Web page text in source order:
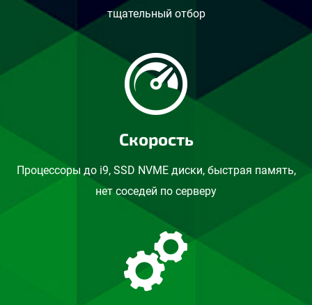
тщательный отбор
Скорость
Процессоры до i9, SSD NVME диски, быстрая память,
нет соседей по серверу